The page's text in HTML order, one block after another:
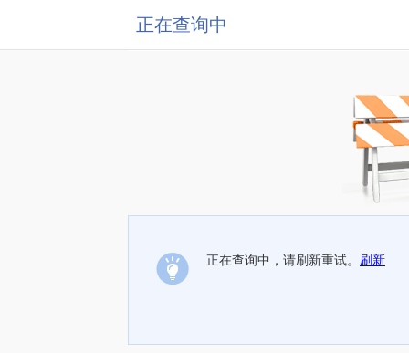
正在查询中
正在查询中，请刷新重试。 刷新